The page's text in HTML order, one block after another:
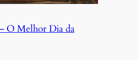
O Melhor Dia da